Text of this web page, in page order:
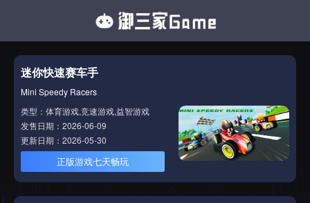
迷你快速赛车手
Mini Speedy Racers
类型：体育游戏,竞速游戏,益智游戏
发售日期：2026-06-09
更新日期：2026-05-30
正版游戏七天畅玩